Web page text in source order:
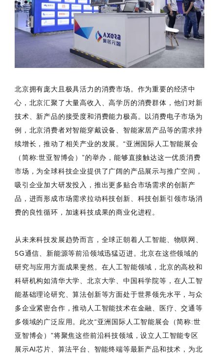
北京拥有庞大且极具活力的消费市场。作为重要的经济中
心，北京汇聚了大量高收入、高学历的消费群体，他们对新
技术、新产品的接受度和消费能力极高。以消费电子市场为
例，北京消费者对智能穿戴设备、智能家居产品等的需求持
续增长，推动了相关产业的发展。“亚洲国际人工智能展会
（简称:世亚智博会）”的举办，能够直接触达这一优质消费
市场，为全球科技企业提供了广阔的产品展示与推广空间，
吸引企业加大研发投入，推出更多贴合市场需求的创新产
品，进而形成市场需求拉动科技创新、科技创新引领市场消
费的良性循环，加速科技成果的商业化进程。
从未来科技发展趋势而言，全球正朝着人工智能、物联网、
5G通信、新能源等前沿领域迅猛迈进。北京在这些领域的
研究与应用方面成果斐然。在人工智能领域，北京的高校和
科研机构如清华大学、北京大学、中国科学院等，在人工智
能基础理论研究、算法创新等方面处于世界领先水平，与众
多企业紧密合作，推动人工智能技术在金融、医疗、交通等
多领域的广泛应用。此次“亚洲国际人工智能展会（简称:世
亚智博会）”将聚焦这些前沿科技领域，设立人工智能专区
展示AI芯片、算法平台、智能终端等最新产品和技术，为北